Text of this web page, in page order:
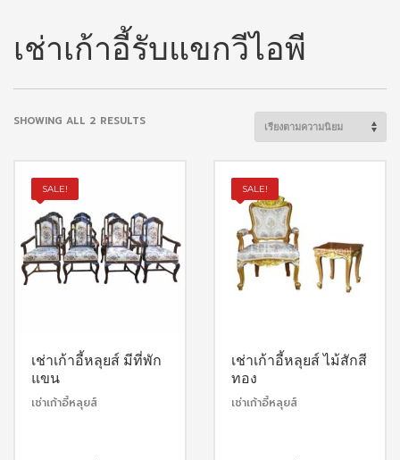
เช่าเก้าอี้รับแขกวีไอพี
SHOWING ALL 2 RESULTSSORTED
SALE!
เช่าเก้าอี้หลุยส์ มีที่พัก
แขน
เช่าเก้าอี้หลุยส์
SALE!
เช่าเก้าอี้หลุยส์ ไม้สักสี
ทอง
เช่าเก้าอี้หลุยส์